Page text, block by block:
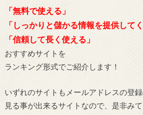
「無料で使える」
「しっかりと儲かる情報を提供してく
「信頼して長く使える」
おすすめサイトを
ランキング形式でご紹介します！
いずれのサイトもメールアドレスの登
見る事が出来るサイトなので、是非み